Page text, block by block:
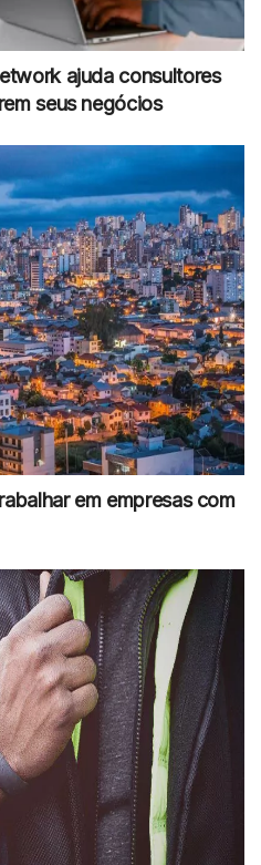
ajuda consultores
seus negócios
em empresas com